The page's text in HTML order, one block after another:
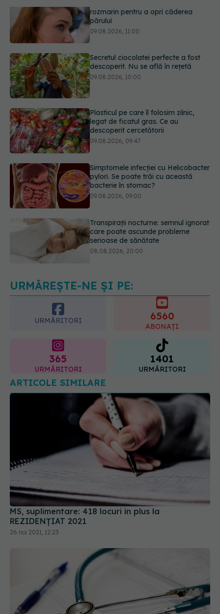
Secretul ciocolatei perfecte a fost
descoperit. Nu se află în rețetă
Plasticul pe care îl folosim zilnic,
Simptomele infecției cu Helicobacter
pylori. Se poate trăi cu această
Transpirații nocturne: semnul ignorat
care poate ascunde probleme
Cum folosești uleiul esențial de
rozmarin pentru a opri căderea
URMĂREȘTE-NE ȘI PE:
URMĂRITORI 6560
ABONAȚI
365
URMĂRITORI
1401
URMĂRITORI
ARTICOLE SIMILARE
MS, suplimentare: 418 locuri în plus la
REZIDENȚIAT 2021
26 noi 2021, 12:23